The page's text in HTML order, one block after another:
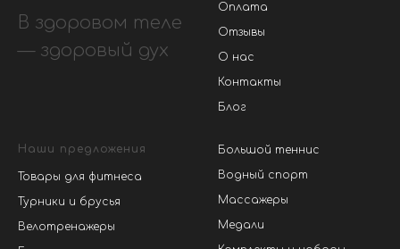
В здоровом теле
— здоровый дух
Оплата
Отзывы
О нас
Контакты
Блог
Наши предложения
Товары для фитнеса
Турники и брусья
Велотренажеры
Большой теннис
Водный спорт
Массажеры
Медали